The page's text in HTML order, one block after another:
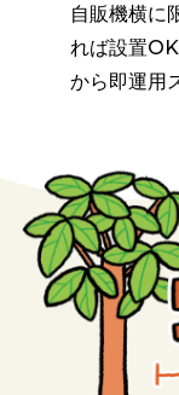
自販機横に
れば設置
から即運用